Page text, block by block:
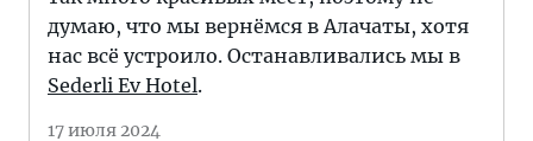
думаю, что мы вернёмся в Алачаты, хотя
нас всё устроило. Останавливались мы в
Sederli Ev Hotel.
17 июля 2024